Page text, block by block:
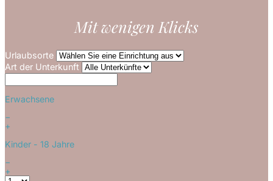
Mit wenigen Klicks
Urlaubsorte
Art der Unterkunft
Erwachsene
−
+
Kinder - 18 Jahre
−
+